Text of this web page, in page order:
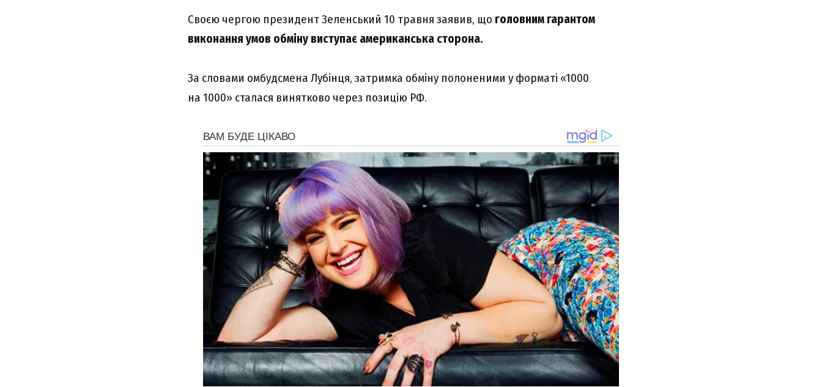
Своєю чергою президент Зеленський 10 травня заявив, що головним гарантом
виконання умов обміну виступає американська сторона.
За словами омбудсмена Лубінця, затримка обміну полоненими у форматі «1000
на 1000» сталася винятково через позицію РФ.